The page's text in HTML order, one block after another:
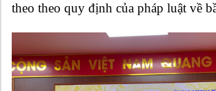
theo theo quy định của pháp luật về